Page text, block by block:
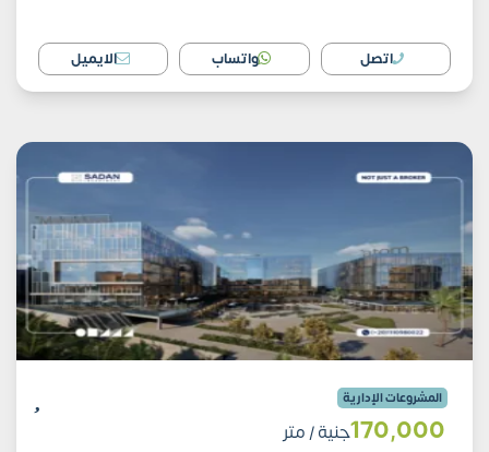
اتصل واتساب الايميل
المشروعات الإدارية
170٬000جنية/ متر